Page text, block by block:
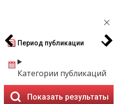
Период публикации
Категории публикаций
Показать результаты